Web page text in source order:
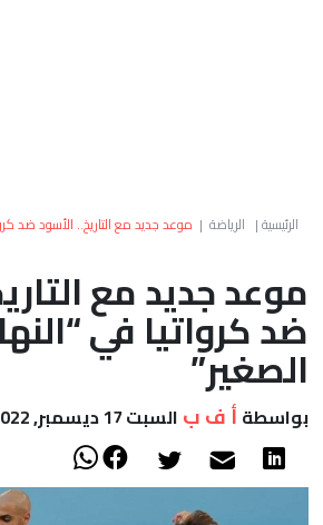
العالم
أعمدة
الصحراء
الرئيسية| الرياضة | موعد جديد مع التاريخ.. الأسود ضد
موعد جديد مع
ضد كرواتيا في
الصغير”
بواسطة أ ف ب السبت 17 ديسمبر, 2022 - 11:58